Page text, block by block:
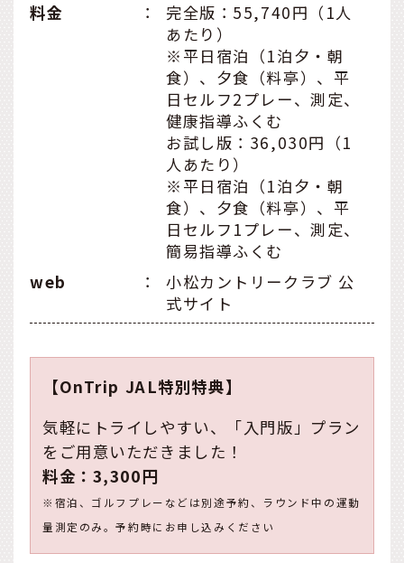
料金
：
完全版：55,740円（1人
あたり）
※平日宿泊（1泊夕・朝
食）、夕食（料亭）、平
日セルフ2プレー、測定、
健康指導ふくむ
お試し版：36,030円（1
人あたり）
※平日宿泊（1泊夕・朝
食）、夕食（料亭）、平
日セルフ1プレー、測定、
簡易指導ふくむ
web
：
小松カントリークラブ 公
式サイト
【OnTrip JAL特別特典】
気軽にトライしやすい、「入門版」プラン
をご用意いただきました！
料金：3,300円
※宿泊、ゴルフプレーなどは別途予約、ラウンド中の運動
量測定のみ。予約時にお申し込みください